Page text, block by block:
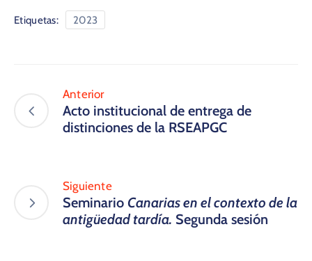
Etiquetas: 2023
Anterior
Acto institucional de entrega de
distinciones de la RSEAPGC
Siguiente
Seminario Canarias en el contexto de la
antigüedad tardía. Segunda sesión